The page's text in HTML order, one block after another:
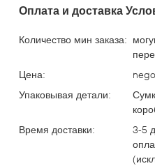
Оплата и доставка
Количество мин заказа:
Цена:
Упаковывая детали:
Время доставки:
3-5